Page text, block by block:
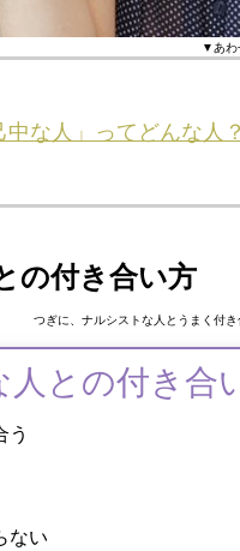
▼あわ
中な人」ってどんな
の付き合い方
つぎに、ナルシストな人とうまく付
との付き合
う
ない